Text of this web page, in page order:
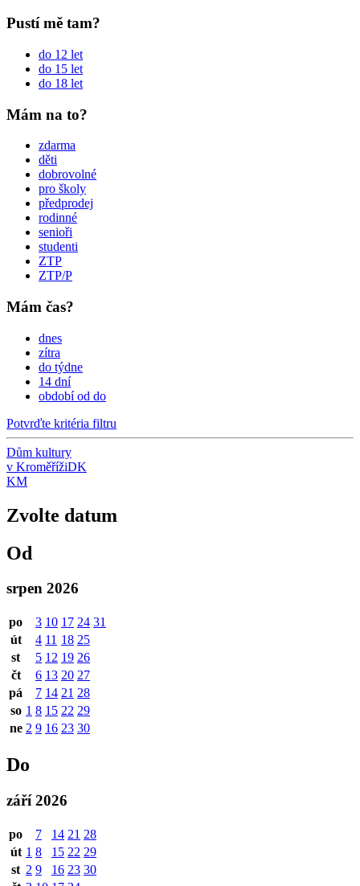
Pustí mě tam?
do 12 let
do 15 let
do 18 let
Mám na to?
zdarma
děti
dobrovolné
pro školy
předprodej
rodinné
senioři
studenti
ZTP
ZTP/P
Mám čas?
dnes
zítra
do týdne
14 dní
období od do
Potvrďte kritéria filtru
Dům kultury
v KroměřížiDK
KM
Zvolte datum
Od
srpen 2026
po 3 10 17 24 31
út
4 11 18 25
st
5 12 19 26
čt
6 13 20 27
pá
7 14 21 28
so 1 8 15 22 29
ne 2 9 16 23 30
Do
září 2026
po 7 14 21 28
út 1 8 15 22 29
st 2 9 16 23 30